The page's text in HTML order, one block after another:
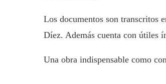
Los documentos son transcritos
Díez. Además cuenta con útiles
Una obra indispensable como